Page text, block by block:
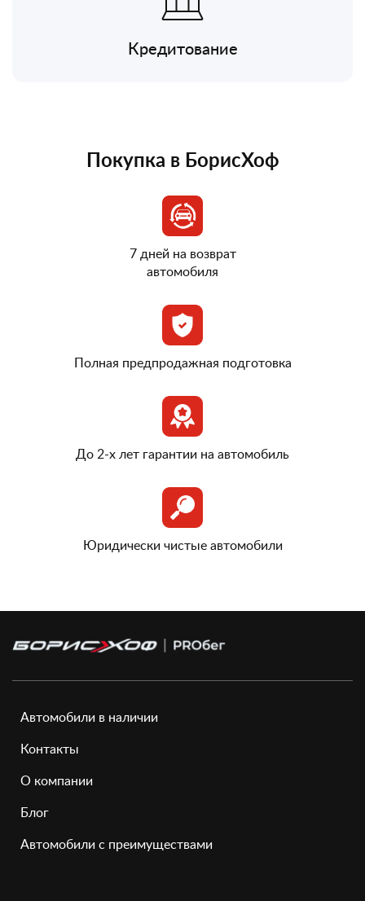
Кредитование
Покупка в БорисХоф
7 дней на возврат
автомобиля
Полная предпродажная подготовка
До 2-х лет гарантии на автомобиль
Юридически чистые автомобили
Автомобили в наличии
Контакты
О компании
Блог
Автомобили с преимуществами